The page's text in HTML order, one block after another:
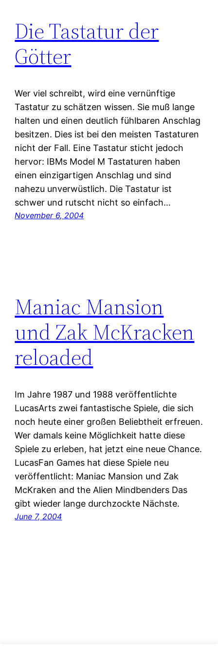
Die Tastatur der
Götter
Wer viel schreibt, wird eine vernünftige
Tastatur zu schätzen wissen. Sie muß lange
halten und einen deutlich fühlbaren Anschlag
besitzen. Dies ist bei den meisten Tastaturen
nicht der Fall. Eine Tastatur sticht jedoch
hervor: IBMs Model M Tastaturen haben
einen einzigartigen Anschlag und sind
nahezu unverwüstlich. Die Tastatur ist
schwer und rutscht nicht so einfach…
November 6, 2004
Maniac Mansion
und Zak McKracken
reloaded
Im Jahre 1987 und 1988 veröffentlichte
LucasArts zwei fantastische Spiele, die sich
noch heute einer großen Beliebtheit erfreuen.
Wer damals keine Möglichkeit hatte diese
Spiele zu erleben, hat jetzt eine neue Chance.
LucasFan Games hat diese Spiele neu
veröffentlicht: Maniac Mansion und Zak
McKraken and the Alien Mindbenders Das
gibt wieder lange durchzockte Nächste.
June 7, 2004